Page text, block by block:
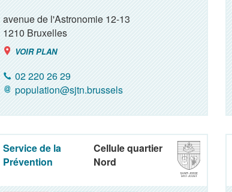
avenue de l'Astronomie 12-13
1210Bruxelles
VOIR PLAN
02 220 26 29
population@sjtn.brussels
Service de la
Prévention
Cellule quartier
Nord